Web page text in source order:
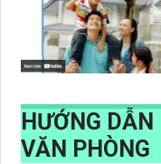
HƯỚNG
VĂN PHÒNG